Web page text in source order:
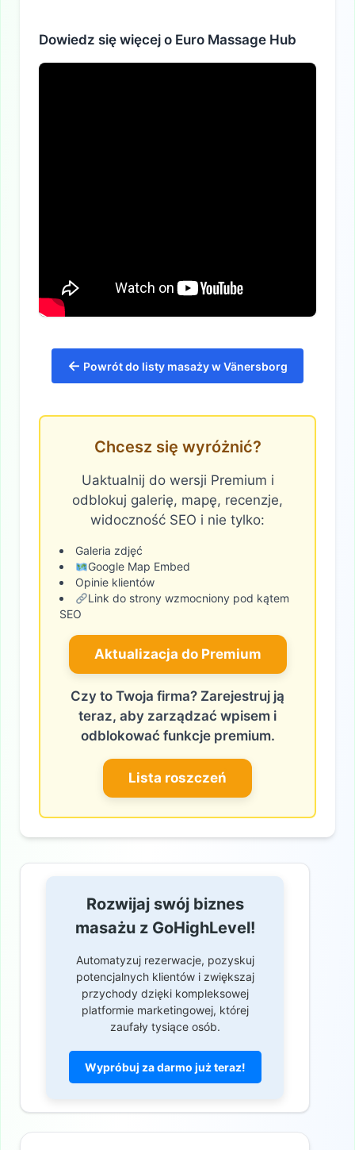
Dowiedz się więcej o Euro Massage Hub
← Powrót do listy masaży w Vänersborg
Chcesz się wyróżnić?
Uaktualnij do wersji Premium i
odblokuj galerię, mapę, recenzje,
widoczność SEO i nie tylko:
Galeria zdjęć
Google Map Embed
Opinie klientów
Link do strony wzmocniony pod kątem
SEO
Aktualizacja do Premium
Czy to Twoja firma? Zarejestruj ją
teraz, aby zarządzać wpisem i
odblokować funkcje premium.
Lista roszczeń
Rozwijaj swój biznes
masażu z GoHighLevel!
Automatyzuj rezerwacje, pozyskuj
potencjalnych klientów i zwiększaj
przychody dzięki kompleksowej
platformie marketingowej, której
zaufały tysiące osób.
Wypróbuj za darmo już teraz!